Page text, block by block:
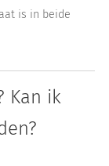
is in beide
Kan ik